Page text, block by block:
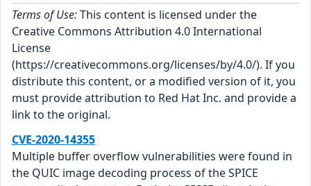
Terms of Use:This content is licensed under the
Creative Commons Attribution 4.0 International
License
(https://creativecommons.org/licenses/by/4.0/). If you
distribute this content, or a modified version of it, you
must provide attribution to Red Hat Inc. and provide a
link to the original.
CVE-2020-14355
Multiple buffer overflow vulnerabilities were found in
the QUIC image decoding process of the SPICE